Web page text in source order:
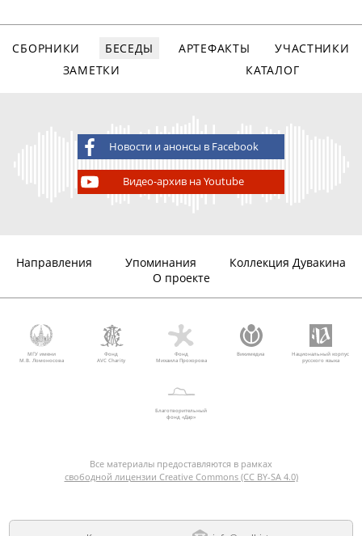
СБОРНИКИ БЕСЕДЫ АРТЕФАКТЫ
УЧАСТНИКИ
ЗАМЕТКИ
КАТАЛОГ
Новости и анонсы в Facebook
Видео-архив на Youtube
Направления Упоминания
Коллекция Дувакина
О проекте
МГУ имени
М.В. Ломоносова
Фонд
AVC Charity
Фонд
Михаила Прохорова
Викимедиа
Национальный корпус
русского языка
Благотворительный
фонд «Дар»
Все материалы предоставляются в рамках
свободной лицензии Creative Commons (CC BY-SA 4.0)